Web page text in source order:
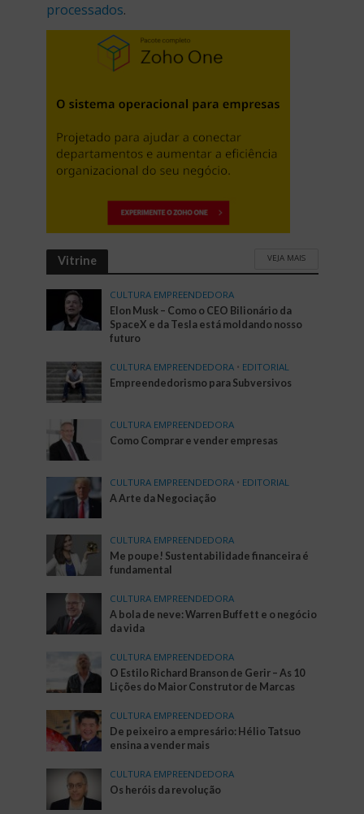
processados.
Vitrine VEJA MAIS
CULTURA EMPREENDEDORA
Elon Musk – Como o CEO Bilionário da
SpaceX e da Tesla está moldando nosso
futuro
CULTURA EMPREENDEDORA • EDITORIAL
Empreendedorismo para Subversivos
CULTURA EMPREENDEDORA
Como Comprar e vender empresas
CULTURA EMPREENDEDORA • EDITORIAL
A Arte da Negociação
CULTURA EMPREENDEDORA
Me poupe! Sustentabilidade financeira é
fundamental
CULTURA EMPREENDEDORA
A bola de neve: Warren Buffett e o negócio
da vida
CULTURA EMPREENDEDORA
O Estilo Richard Branson de Gerir – As 10
Lições do Maior Construtor de Marcas
CULTURA EMPREENDEDORA
De peixeiro a empresário: Hélio Tatsuo
ensina a vender mais
CULTURA EMPREENDEDORA
Os heróis da revolução